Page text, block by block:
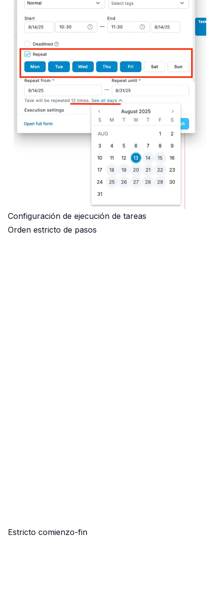
Configuración de ejecución de tareas
Orden estricto de pasos
Estricto comienzo-fin